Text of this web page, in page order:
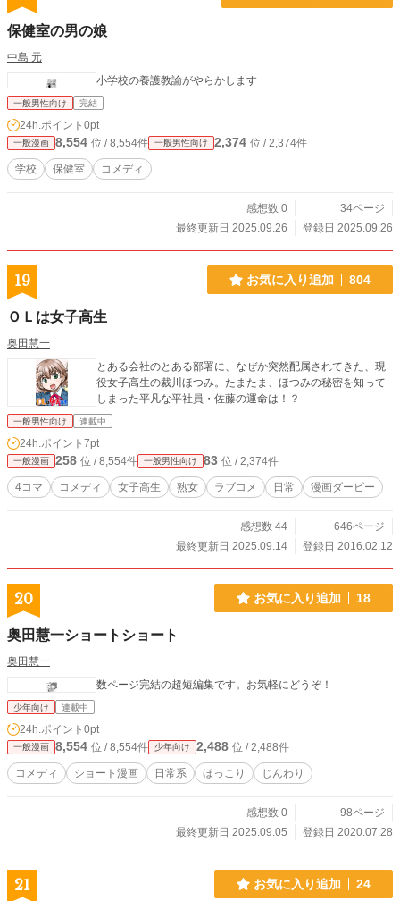
保健室の男の娘
中島 元
小学校の養護教諭がやらかします
一般男性向け 完結
24h.ポイント 0pt
一般漫画 8,554 位 / 8,554件 一般男性向け 2,374 位 / 2,374件
学校 保健室 コメディ
感想数 0
34ページ
最終更新日 2025.09.26
登録日 2025.09.26
19 お気に入り追加 804
ＯＬは女子高生
奥田慧一
とある会社のとある部署に、なぜか突然配属されてきた、現
役女子高生の裁川ほつみ。たまたま、ほつみの秘密を知って
しまった平凡な平社員・佐藤の運命は！？
一般男性向け 連載中
24h.ポイント 7pt
一般漫画 258 位 / 8,554件 一般男性向け 83 位 / 2,374件
4コマ コメディ 女子高生 熟女 ラブコメ 日常 漫画ダービー
感想数 44
646ページ
最終更新日 2025.09.14
登録日 2016.02.12
20 お気に入り追加 18
奥田慧一ショートショート
奥田慧一
数ページ完結の超短編集です。お気軽にどうぞ！
少年向け 連載中
24h.ポイント 0pt
一般漫画 8,554 位 / 8,554件 少年向け 2,488 位 / 2,488件
コメディ ショート漫画 日常系 ほっこり じんわり
感想数 0
98ページ
最終更新日 2025.09.05
登録日 2020.07.28
21 お気に入り追加 24